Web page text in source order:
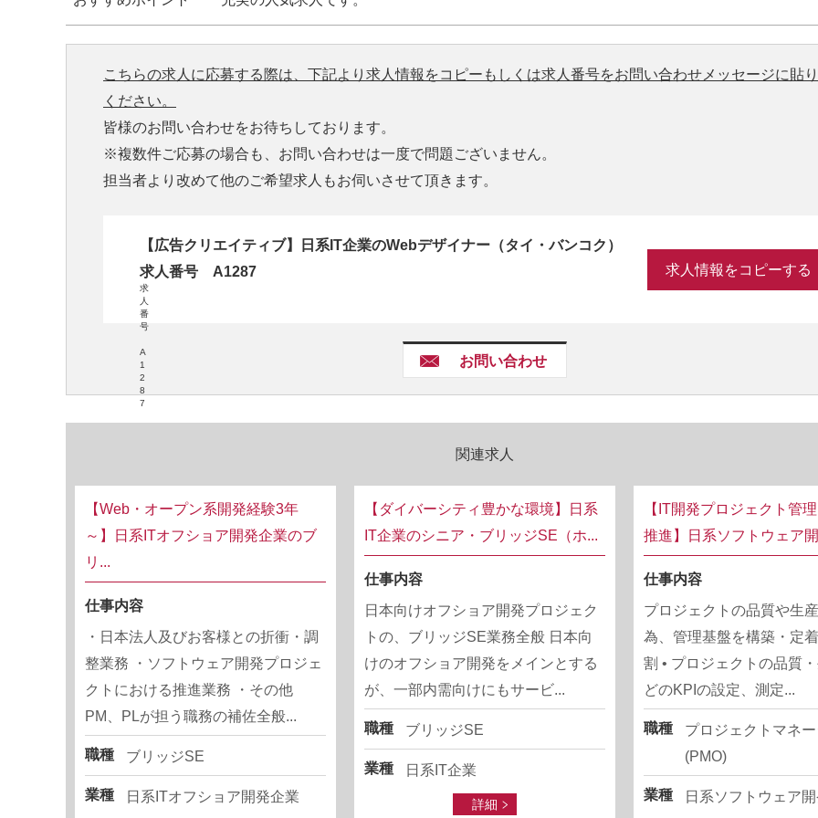
こちらの求人に応募する際は、下記より求人情報をコピーもしくは求人番号をお問い合わせメッセージに貼
ください。
皆様のお問い合わせをお待ちしております。
※複数件ご応募の場合も、お問い合わせは一度で問題ございません。
担当者より改めて他のご希望求人もお伺いさせて頂きます。
求
人
番
号
A
1
2
8
7
【広告クリエイティブ】日系IT企業のWebデザイナー（タイ・バンコク）
求人番号 A1287
求人情報をコピーする
お問い合わせ
関連求人
【Web・オープン系開発経験3年
～】日系ITオフショア開発企業のブ
リ...
仕事内容
・日本法人及びお客様との折衝・調
整業務 ・ソフトウェア開発プロジェ
クトにおける推進業務 ・その他
PM、PLが担う職務の補佐全般...
職種 ブリッジSE
業種 日系ITオフショア開発企業
【ダイバーシティ豊かな環境】日系
IT企業のシニア・ブリッジSE（ホ...
仕事内容
日本向けオフショア開発プロジェク
トの、ブリッジSE業務全般 日本向
けのオフショア開発をメインとする
が、一部内需向けにもサービ...
職種 ブリッジSE
業種 日系IT企業
詳細
【IT開発プロジェクト管
推進】日系ソフトウェア
仕事内容
プロジェクトの品質や生
為、管理基盤を構築・定
割 • プロジェクトの品質
どのKPIの設定、測定...
職種
プロジェクトマネ
(PMO)
業種 日系ソフトウェア